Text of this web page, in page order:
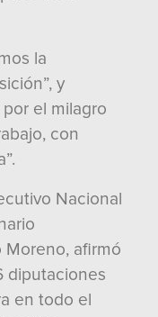
la
y
el milagro
con
Nacional
Moreno, afirmó
diputaciones
en todo el